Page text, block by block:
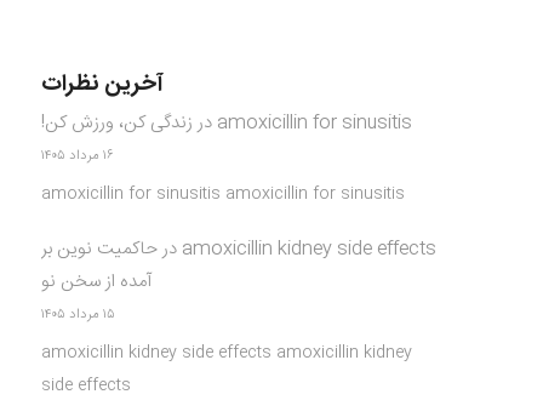
آخرین نظرات
amoxicillin for sinusitis در زندگی کن، ورزش کن!
۱۶ مرداد ۱۴۰۵
amoxicillin for sinusitis amoxicillin for sinusitis
amoxicillin kidney side effects درحاکمیت نوین بر
آمده از سخن نو
۱۵ مرداد ۱۴۰۵
amoxicillin kidney side effects amoxicillin kidney
side effects